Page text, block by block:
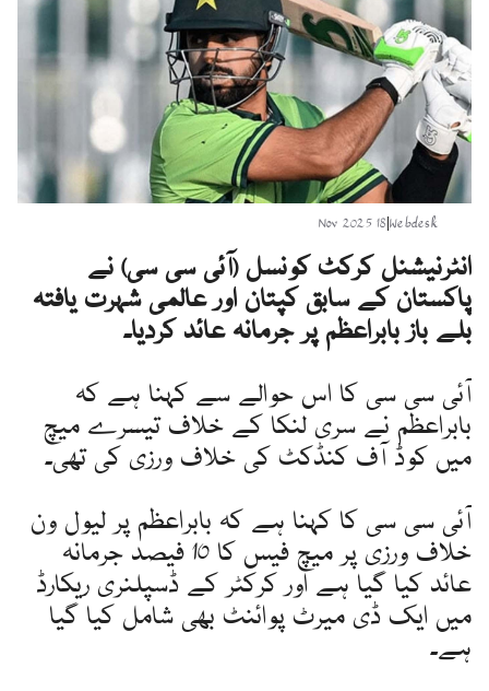
Webdesk
|
18 Nov 2025
انٹرنیشنل کرکٹ کونسل (آئی سی سی) نے
پاکستان کے سابق کپتان اور عالمی شہرت یافتہ
بلے باز بابراعظم پر جرمانہ عائد کردیا۔
آئی سی سی کا اس حوالے سے کہنا ہے کہ
بابراعظم نے سری لنکا کے خلاف تیسرے میچ
میں کوڈ آف کنڈکٹ کی خلاف ورزی کی تھی۔
آئی سی سی کا کہنا ہے کہ بابراعظم پر لیول ون
خلاف ورزی پر میچ فیس کا 10 فیصد جرمانہ
عائد کیا گیا ہے اور کرکٹر کے ڈسپلنری ریکارڈ
میں ایک ڈی میرٹ پوائنٹ بھی شامل کیا گیا
ہے۔